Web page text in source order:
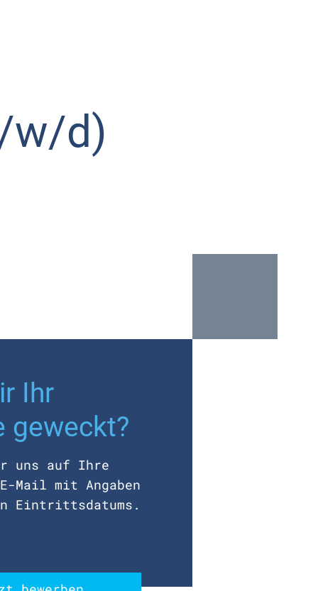
w/d)
Ihr
geweckt?
uns auf Ihre
Mail mit Angaben
Eintrittsdatums.